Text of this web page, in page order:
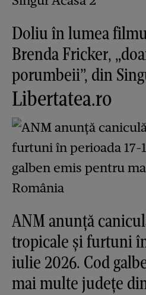
Doliu în lumea
Brenda Fricker,
porumbeii”, din
Libertatea.ro
ANM anunță
tropicale și furtuni
iulie 2026. Cod
mai multe județe